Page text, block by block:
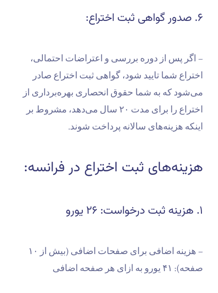
۶. صدور گواهی ثبت اختراع:
– اگر پس از دوره بررسی و اعتراضات احتمالی،
اختراع شما تایید شود، گواهی ثبت اختراع صادر
می‌شود که به شما حقوق انحصاری بهره‌برداری از
اختراع را برای مدت ۲۰ سال می‌دهد، مشروط بر
اینکه هزینه‌های سالانه پرداخت شوند.
هزینه‌های ثبت اختراع در فرانسه:
۱. هزینه ثبت درخواست: ۲۶ یورو
– هزینه اضافی برای صفحات اضافی (بیش از ۱۰
صفحه): ۴۱ یورو به ازای هر صفحه اضافی